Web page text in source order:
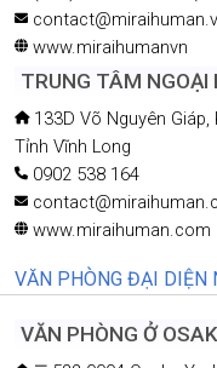
www.miraihuman.vn
TRUNG TÂM ĐÀO
11/2 Đường số 10, P.
(+84) 938 212 028 -
contact@miraihuman.vn
www.miraihumanvn
TRUNG TÂM NGOẠI
133D Võ Nguyên Giáp,
Tỉnh Vĩnh Long
0902 538 164